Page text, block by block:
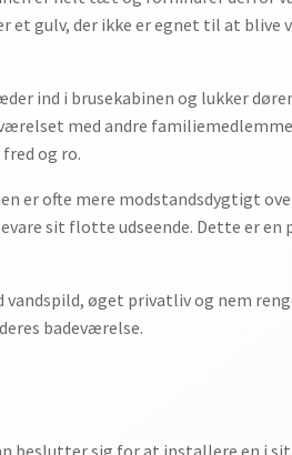
gulv, der ikke er egnet til at blive
ind i brusekabinen og lukker
med andre
og ro.
er ofte mere modstandsdygtigt
sit flotte udseende. Dette er en
øget privatliv og nem
badeværelse.
beslutter sig for at installere en i